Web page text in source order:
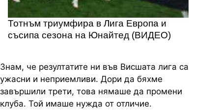
Тотнъм триумфира в Лига Европа и
съсипа сезона на Юнайтед (ВИДЕО)
Знам, че резултатите ни във Висшата лига са
ужасни и неприемливи. Дори да бяхме
завършили трети, това нямаше да промени
клуба. Той имаше нужда от отличие.